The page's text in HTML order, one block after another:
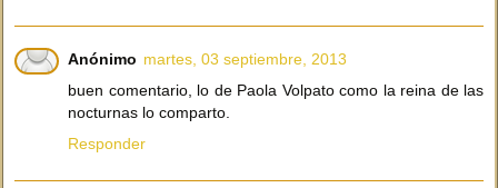
Anónimo martes, 03 septiembre, 2013
buen comentario, lo de Paola Volpato como la reina de las
nocturnas lo comparto.
Responder